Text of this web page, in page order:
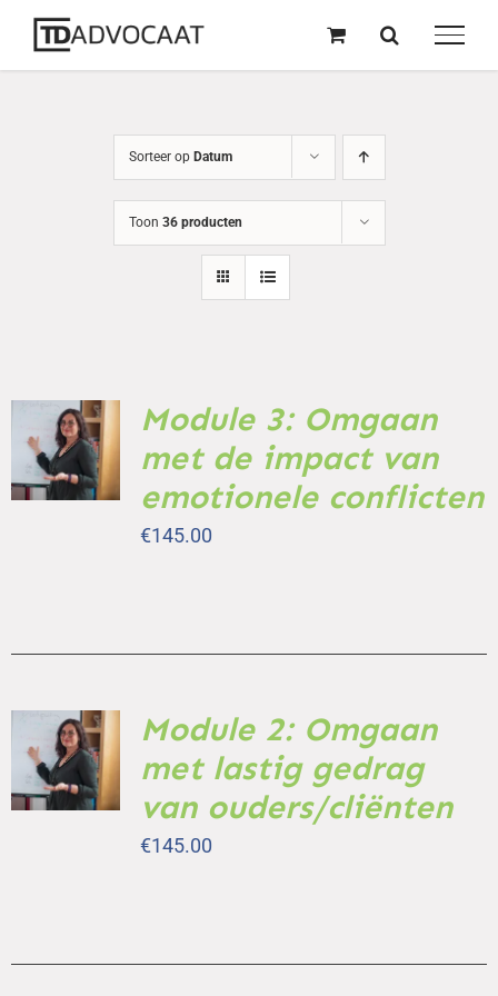
naar
inhoud
Sorteer op Datum
Toon 36 producten
TOEVOEGEN
AAN
WINKELWAGEN
/
DETAILS
Module 3: Omgaan
met de impact van
emotionele conflicten
€145.00
TOEVOEGEN
AAN
WINKELWAGEN
/
DETAILS
Module 2: Omgaan
met lastig gedrag
van ouders/cliënten
€145.00